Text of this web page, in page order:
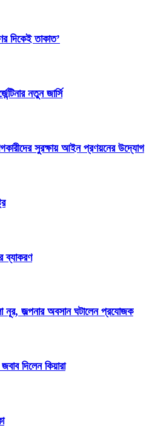
দিকেই তাকাত’
নতুন জার্সি
সুরক্ষায় আইন প্রণয়নের উদ্যোগ
ব্যাকরণ
নূর, জল্পনার অবসান ঘটালেন প্রযোজক
দিলেন কিয়ারা